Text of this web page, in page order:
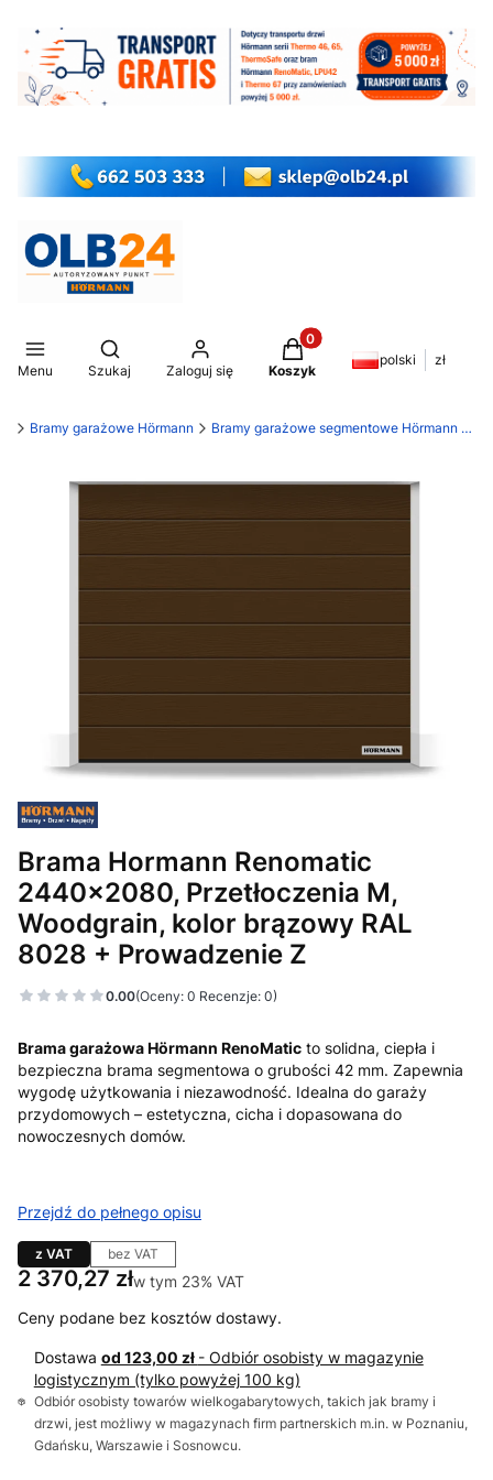
Menu
Otwórz wyszukiwarkę
Szukaj Zaloguj się
Produkty w koszyku: 0.
Koszyk
polski zł
Bramy garażowe Hörmann Bramy garażowe segmentowe Hörmann RenoMatic
Brama Hormann Renomatic
2440x2080, Przetłoczenia M,
Woodgrain, kolor brązowy RAL
8028 + Prowadzenie Z
0.00(Oceny: 0 Recenzje: 0)
Brama garażowa Hörmann RenoMatic to solidna, ciepła i
bezpieczna brama segmentowa o grubości 42 mm. Zapewnia
wygodę użytkowania i niezawodność. Idealna do garaży
przydomowych – estetyczna, cicha i dopasowana do
nowoczesnych domów.
Przejdź do pełnego opisu
z VAT bez VAT
Cena
2 370,27 złw tym 23% VAT
w tym 23% VAT
Ceny podane bez kosztów dostawy.
Dostawa od 123,00 zł - Odbiór osobisty w magazynie
logistycznym (tylko powyżej 100 kg)
Odbiór osobisty towarów wielkogabarytowych, takich jak bramy i
drzwi, jest możliwy w magazynach firm partnerskich m.in. w Poznaniu,
Gdańsku, Warszawie i Sosnowcu.